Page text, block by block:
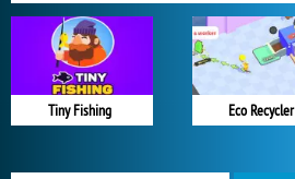
Tiny Fishing Eco Recycler